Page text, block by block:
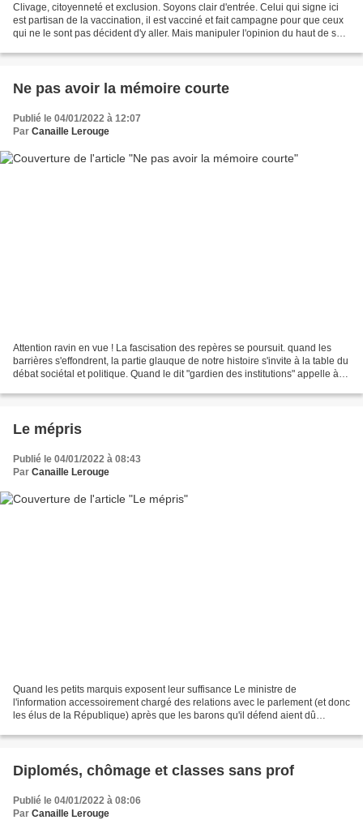
Clivage, citoyenneté et exclusion. Soyons clair d'entrée. Celui qui signe ici
est partisan de la vaccination, il est vacciné et fait campagne pour que ceux
qui ne le sont pas décident d'y aller. Mais manipuler l'opinion du haut de sa
Ne pas avoir la mémoire courte
Publié le 04/01/2022 à 12:07
Par Canaille Lerouge
Attention ravin en vue ! La fascisation des repères se poursuit. quand les
barrières s'effondrent, la partie glauque de notre histoire s'invite à la table du
débat sociétal et politique. Quand le dit "gardien des institutions" appelle à
Le mépris
Publié le 04/01/2022 à 08:43
Par Canaille Lerouge
Quand les petits marquis exposent leur suffisance Le ministre de
l'information accessoirement chargé des relations avec le parlement (et donc
les élus de la République) après que les barons qu'il défend aient dû
Diplomés, chômage et classes sans prof
Publié le 04/01/2022 à 08:06
Par Canaille Lerouge